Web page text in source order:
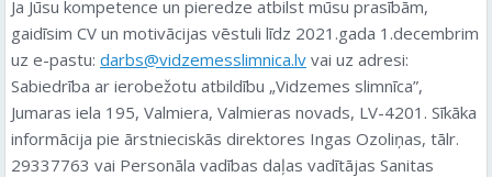
Ja Jūsu kompetence un pieredze atbilst mūsu prasībām,
gaidīsim CV un motivācijas vēstuli līdz 2021.gada 1.decembrim
uz e-pastu: darbs@vidzemesslimnica.lv vai uz adresi:
Sabiedrība ar ierobežotu atbildību „Vidzemes slimnīca”,
Jumaras iela 195, Valmiera, Valmieras novads, LV-4201. Sīkāka
informācija pie ārstnieciskās direktores Ingas Ozoliņas, tālr.
29337763 vai Personāla vadības daļas vadītājas Sanitas